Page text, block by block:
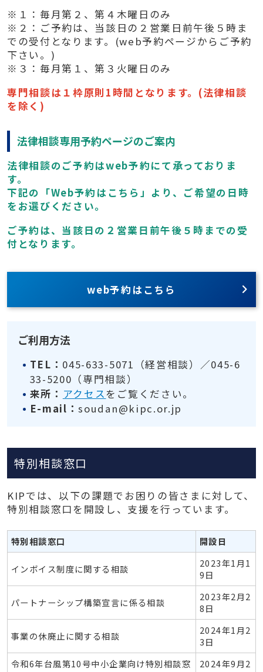
※１：毎月第２、第４木曜日のみ
※２：ご予約は、当該日の２営業日前午後５時ま
での受付となります。(web予約ページからご予約
下さい。)
※３：毎月第１、第３火曜日のみ
専門相談は１枠原則1時間となります。(法律相談
を除く)
法律相談専用予約ページのご案内
法律相談のご予約はweb予約にて承っておりま
す。
下記の「Web予約はこちら」より、ご希望の日時
をお選びください。
ご予約は、当該日の２営業日前午後５時までの受
付となります。
web予約はこちら
ご利用方法
TEL： 045-633-5071（経営相談）／045-6
33-5200（専門相談）
来所： アクセスをご覧ください。
E-mail：soudan@kipc.or.jp
特別相談窓口
KIPでは、以下の課題でお困りの皆さまに対して、
特別相談窓口を開設し、支援を行っています。
特別相談窓口 開設日
インボイス制度に関する相談
2023年1月1
9日
パートナーシップ構築宣言に係る相談
2023年2月2
8日
事業の休廃止に関する相談
2024年1月2
3日
令和6年台風第10号中小企業向け特別相談窓
2024年9月2